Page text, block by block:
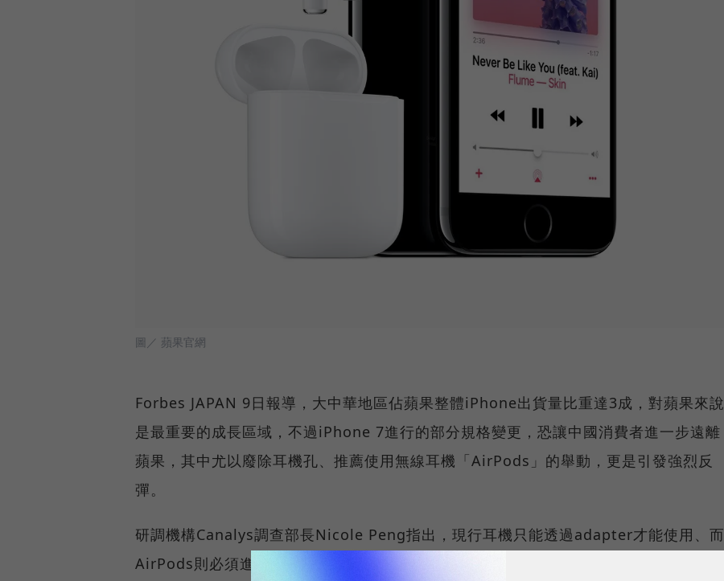
圖／ 蘋果官網
Forbes JAPAN 9日報導，大中華地區佔蘋果整體iPhone出貨量比重達3成，對蘋果來說
是最重要的成長區域，不過iPhone 7進行的部分規格變更，恐讓中國消費者進一步遠離
蘋果，其中尤以廢除耳機孔、推薦使用無線耳機「AirPods」的舉動，更是引發強烈反
彈。
研調機構Canalys調查部長Nicole Peng指出，現行耳機只能透過adapter才能使用、而
AirPods則必須進行頻繁充電(每使用5小時就必須要充電)，此恐讓中國消費者逃離蘋